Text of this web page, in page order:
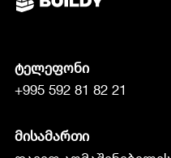
ტელეფონი
+995 592 81 82 21
მისამართი